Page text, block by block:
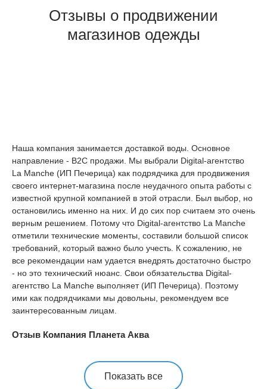
Отзывы о продвижении
магазинов одежды
Наша компания занимается доставкой воды. Основное
направление - B2C продажи. Мы выбрали Digital-агентство
La Manche (ИП Печерица) как подрядчика для продвижения
своего интернет-магазина после неудачного опыта работы с
известной крупной компанией в этой отрасли. Был выбор, но
остановились именно на них. И до сих пор считаем это очень
верным решением. Потому что Digital-агентство La Manche
отметили технические моменты, составили большой список
требований, который важно было учесть. К сожалению, не
все рекомендации нам удается внедрять достаточно быстро
- но это технический нюанс. Свои обязательства Digital-
агентство La Manche выполняет (ИП Печерица). Поэтому
ими как подрядчиками мы довольны, рекомендуем все
заинтересованным лицам.
Отзыв Компания Планета Аква
Показать все